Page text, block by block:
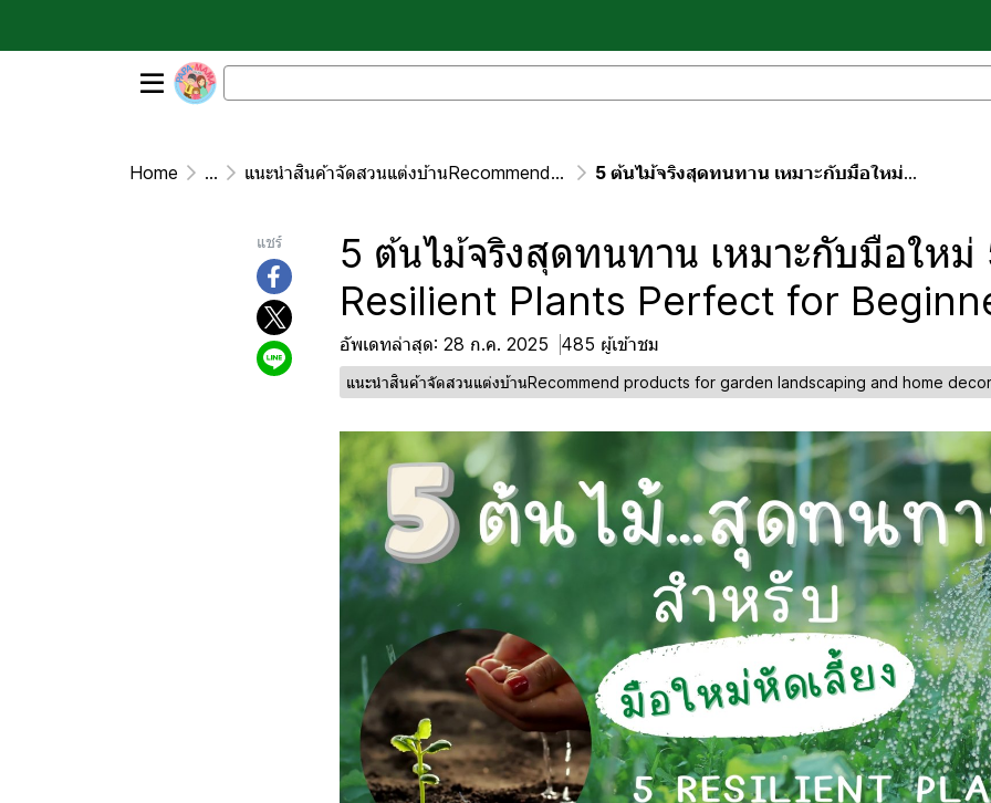
Home ... แนะนำสินค้าจัดสวนแต่งบ้านRecommend products for garden landscaping and home decoration 5 ต้นไม้จริงสุดทนทาน เหมาะกับมือใหม่ 5 Resilient Plants Perfect for Beginners
แชร์
5 ต้นไม้จริงสุดทนทาน เหมาะกับมือใหม่
Resilient Plants Perfect for
อัพเดทล่าสุด: 28 ก.ค. 2025 485 ผู้เข้าชม
แนะนำสินค้าจัดสวนแต่งบ้านRecommend products for garden landscaping and home